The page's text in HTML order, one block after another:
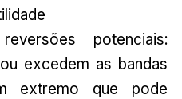
potenciais:
excedem as bandas
extremo que pode